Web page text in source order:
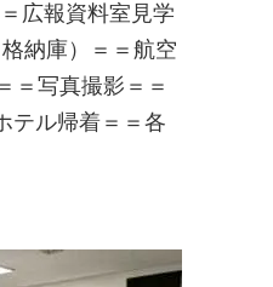
広報資料室見学
納庫）＝＝航空
＝写真撮影＝＝
テル帰着＝＝各